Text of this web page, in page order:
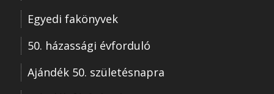
Egyedi fakönyvek
50. házassági évforduló
Ajándék 50. születésnapra